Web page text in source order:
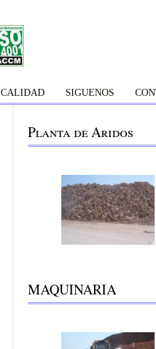
CALIDAD SIGUENOS
Planta de Aridos
MAQUINARIA